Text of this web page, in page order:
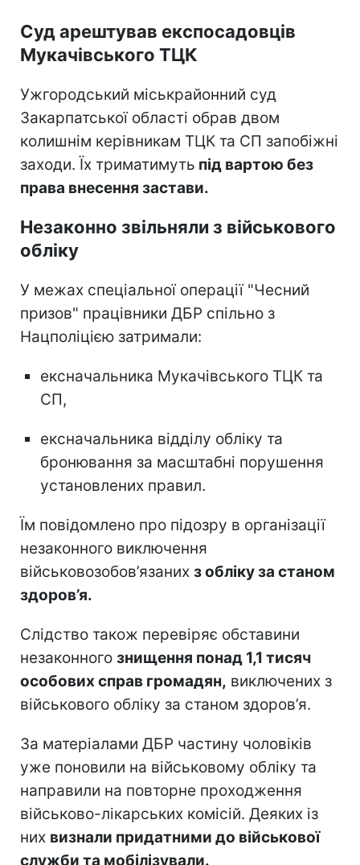
Суд арештував експосадовців
Мукачівського ТЦК
Ужгородський міськрайонний суд
Закарпатської області обрав двом
колишнім керівникам ТЦК та СП запобіжні
заходи. Їх триматимуть під вартою без
права внесення застави.
Незаконно звільняли з військового
обліку
У межах спеціальної операції "Чесний
призов" працівники ДБР спільно з
Нацполіцією затримали:
ексначальника Мукачівського ТЦК та
СП,
ексначальника відділу обліку та
бронювання за масштабні порушення
установлених правил.
Їм повідомлено про підозру в організації
незаконного виключення
військовозобов’язаних з обліку за станом
здоров’я.
Слідство також перевіряє обставини
незаконного знищення понад 1,1 тисяч
особових справ громадян, виключених з
військового обліку за станом здоров’я.
За матеріалами ДБР частину чоловіків
уже поновили на військовому обліку та
направили на повторне проходження
військово-лікарських комісій. Деяких із
них визнали придатними до військової
служби та мобілізували.